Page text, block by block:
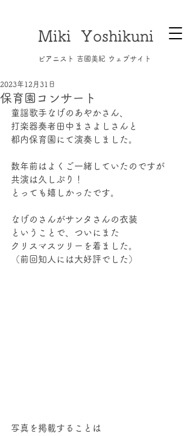
Miki Yoshikuni
​ピアニスト 吉國美紀 ウェブサイト
保育園コンサート
2023年12月31日
童謡歌手なげのあやかさん、
打楽器奏者田中まさよしさんと
都内保育園にて演奏しました。
数年前はよくご一緒していたのですが
共演は久しぶり！
とっても嬉しかったです。
なげのさんがサンタさんの衣装
ということで、ついにまた
クリスマスツリーを着ました。
（前回知人には大好評でした）
写真を掲載することは